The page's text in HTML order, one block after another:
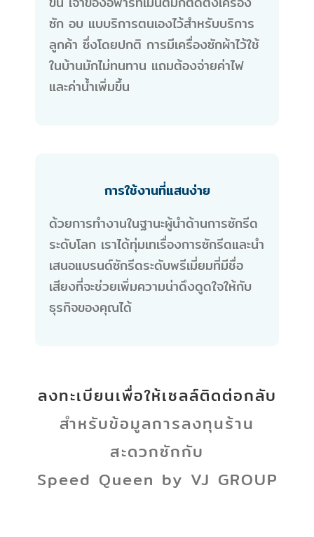
ซัก อบ แบบริการตนเองไว้สำหรับบริการ
ลูกค้า ซึ่งโดยปกติ การมีเครื่องซักผ้าไว้ใช้
ในบ้านมักไม่ทนทาน แถมต้องจ่ายค่าไฟ
และค่าน้ำเพิ่มขึ้น
การใช้งานที่แสนง่าย
ด้วยการทำงานในฐานะผู้นำด้านการซักรีด
ระดับโลก เราได้ทุ่มเทเรื่องการซักรีดและนำ
เสนอแบรนด์ซักรีดระดับพรีเมี่ยมที่มีชื่อ
เสียงที่จะช่วยเพิ่มความน่าดึงดูดใจให้กับ
ธุรกิจของคุณได้
ลงทะเบียนเพื่อให้เซลล์ติดต่อกลับ
สำหรับข้อมูลการลงทุนร้าน
สะดวกซักกับ
Speed Queen by VJ GROUP